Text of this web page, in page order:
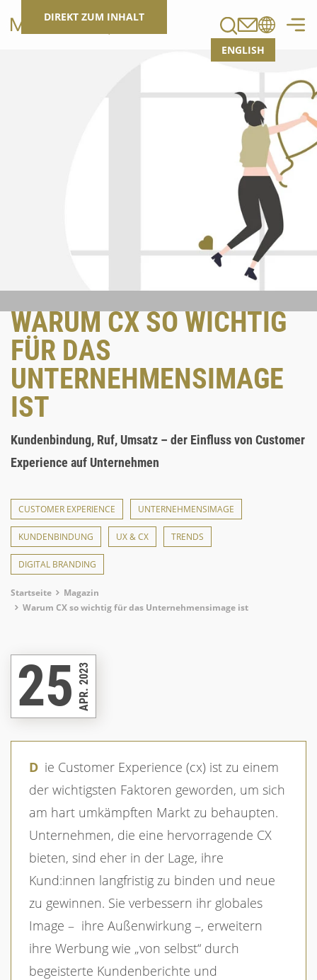
DIREKT ZUM INHALT
ENGLISH
WARUM CX SO WICHTIG
FÜR DAS
UNTERNEHMENSIMAGE
IST
Kundenbindung, Ruf, Umsatz – der Einfluss von Customer
Experience auf Unternehmen
CUSTOMER EXPERIENCE UNTERNEHMENSIMAGE
KUNDENBINDUNG UX & CX TRENDS
DIGITAL BRANDING
Breadcrumb
Startseite
Magazin
Warum CX so wichtig für das Unternehmensimage ist
25APR. 2023
Die Customer Experience (cx) ist zu einem
der wichtigsten Faktoren geworden, um sich
am hart umkämpften Markt zu behaupten.
Unternehmen, die eine hervorragende CX
bieten, sind eher in der Lage, ihre
Kund:innen langfristig zu binden und neue
zu gewinnen. Sie verbessern ihr globales
Image – ihre Außenwirkung –, erweitern
ihre Werbung wie „von selbst“ durch
begeisterte Kundenberichte und